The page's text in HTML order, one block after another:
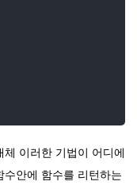
이러한 기법이 어디에
안에 함수를 리턴하는